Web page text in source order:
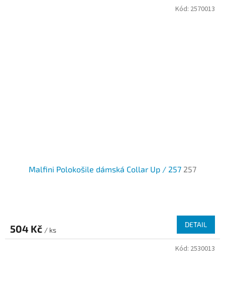
Malfini Polokošile dámská Collar Up / 257 257
504 Kč / ks
DETAIL
Kód: 2570013
Kód: 2530013